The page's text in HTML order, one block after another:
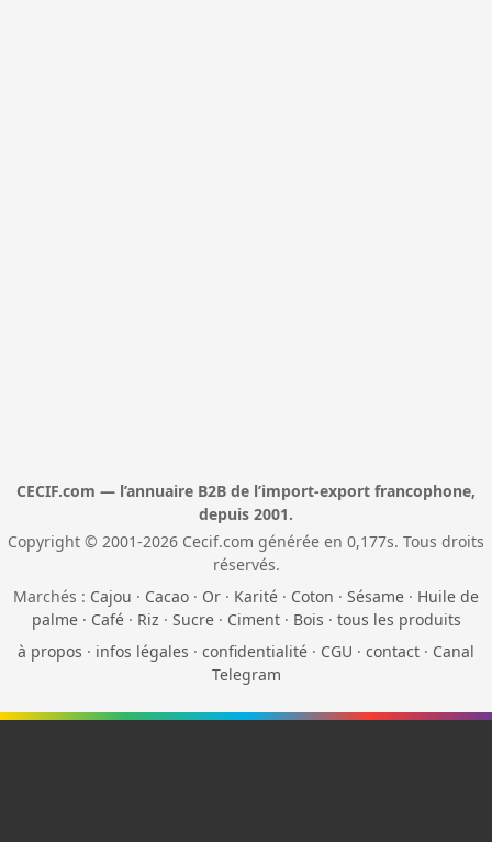
CECIF.com — l’annuaire B2B de l’import-export francophone,
depuis 2001.
Copyright © 2001-2026 Cecif.com générée en 0,177s. Tous droits
réservés.
Marchés : Cajou · Cacao · Or · Karité · Coton · Sésame · Huile de
palme· Café· Riz · Sucre· Ciment· Bois · tous les produits
à propos · infos légales · confidentialité · CGU · contact · Canal
Telegram